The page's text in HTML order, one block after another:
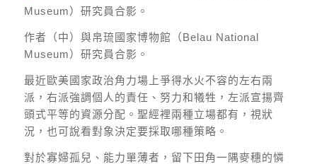
作者（中）與帛琉國家博物館（Belau National
Museum）研究員合影。
最近歐美國家政治角力場上爭得水火不容的左右兩
派，右派強調個人的責任、努力和犧牲，左派宣揚齊
頭式平等的資源分配。聖經裡兩種立場都有，視狀
況，也可說看對象決定要採取哪種策略。
對於寡婦孤兒、能力單薄者，留下田角一隅麥穗的憐